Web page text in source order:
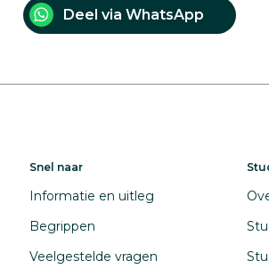
Deel via WhatsApp
Snel naar
Informatie en uitleg
Begrippen
Veelgestelde vragen